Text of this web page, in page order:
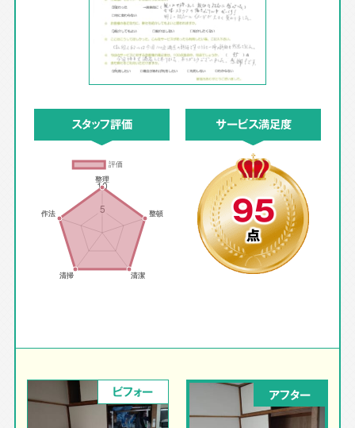
スタッフ評価 サービス満足度
95
点
ビフォー アフター